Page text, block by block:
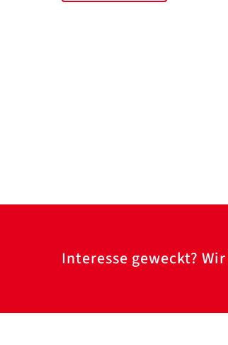
Interesse geweckt?